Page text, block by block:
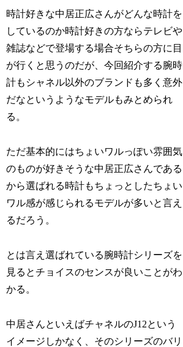
時計好きな中居正広さんがどんな時計を
しているのか時計好きの方ならテレビや
雑誌などで登場する場合そちらの方に目
が行くと思うのだが、今回紹介する腕時
計もシャネル以外のブランドも多く意外
だなというようなモデルもみとめられ
る。
ただ基本的にはちょいワルっぽい雰囲気
のものが好きそうな中居正広さんである
から選ばれる時計もちょっとしたちょい
ワル感が感じられるモデルが多いと言え
るだろう。
とは言え選ばれている腕時計シリーズを
見るとチョイスのセンスが良いことがわ
かる。
中居さんといえばチャネルのJ12という
イメージしかなく、そのシリーズのバリ